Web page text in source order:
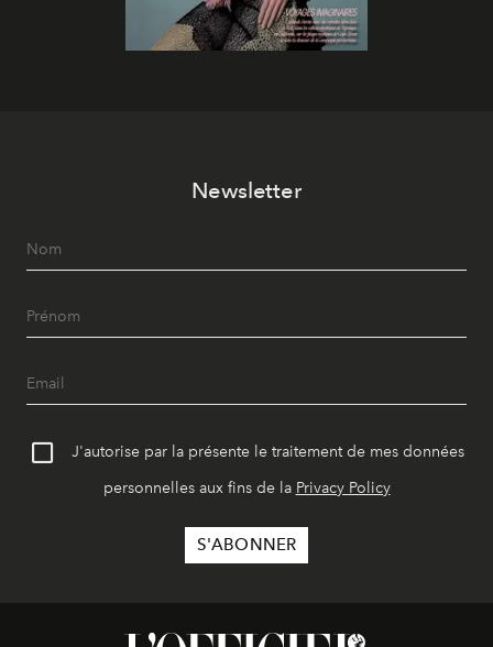
Newsletter
J'autorise par la présente le traitement de mes données
personnelles aux fins de la Privacy Policy